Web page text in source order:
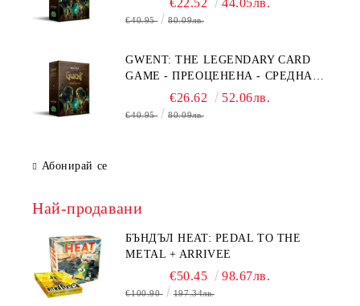
€22.52 44.05лв.
€40.95 80.09лв.
GWENT: THE LEGENDARY CARD
GAME - ПРЕОЦЕНЕНА - СРЕДНА
ПОВРЕДА НА КУТИЯТА
€26.62 52.06лв.
€40.95 80.09лв.
Абонирай се
Най-продавани
БЪНДЪЛ HEAT: PEDAL TO THE
METAL + ARRIVEE
€50.45 98.67лв.
€100.90 197.34лв.